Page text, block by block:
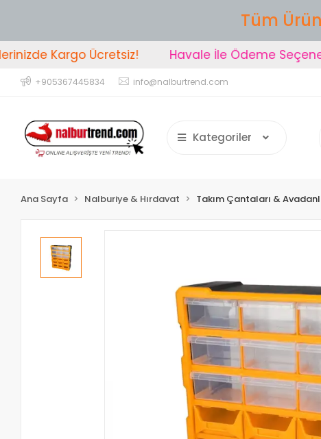
Tüm
Kargo Ücretsiz! Havale İle Ödeme
+905367445834 info@nalburtrend.com
Kategoriler
Ana Sayfa Nalburiye & Hırdavat Takım Çantaları &